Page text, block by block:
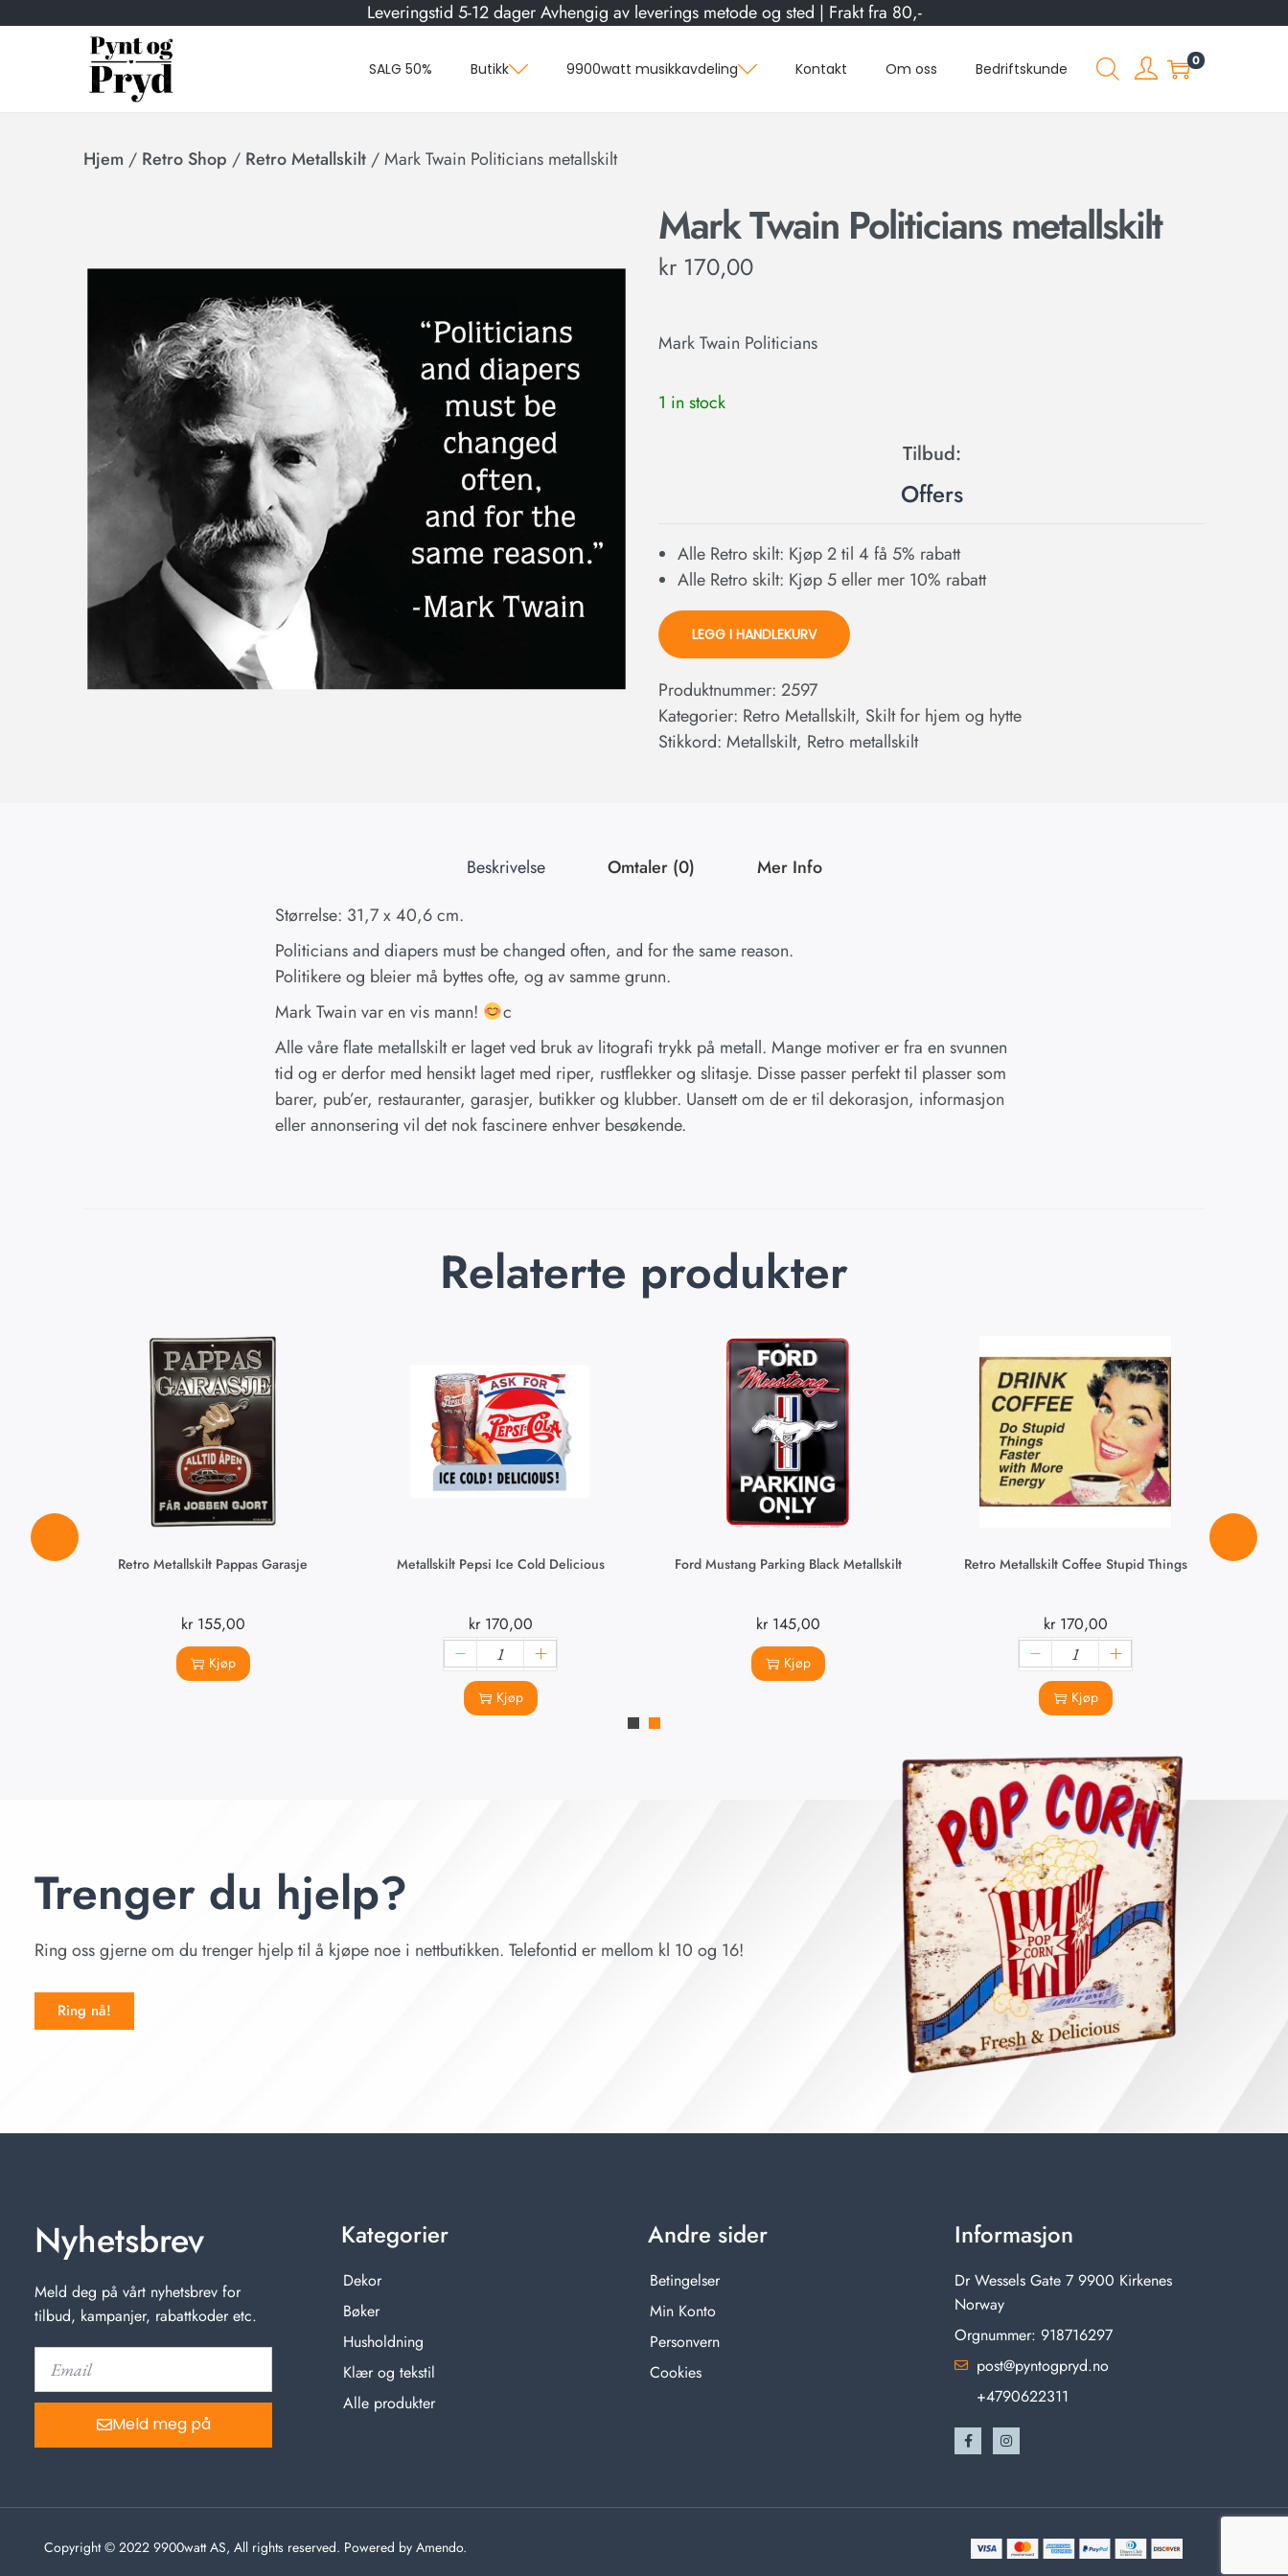
Leveringstid 5-12 dager Avhengig av leverings metode og sted | Frakt fra 80,-
SALG 50% Butikk 9900watt musikkavdeling Kontakt Om oss Bedriftskunde 0
Hjem / Retro Shop / Retro Metallskilt /Mark Twain Politicians metallskilt
Mark Twain Politicians metallskilt
kr 170,00
Mark Twain Politicians
1 in stock
Offers
Alle Retro skilt: Kjøp 2 til 4 få 5% rabatt
Alle Retro skilt: Kjøp 5 eller mer 10% rabatt
LEGG I HANDLEKURV
Produktnummer: 2597
Kategorier: Retro Metallskilt, Skilt for hjem og hytte
Stikkord: Metallskilt, Retro metallskilt
Beskrivelse Omtaler (0)
Mer Info
Størrelse: 31,7 x 40,6 cm.
Politicians and diapers must be changed often, and for the same reason.
Politikere og bleier må byttes ofte, og av samme grunn.
Mark Twain var en vis mann!
c
Alle våre flate metallskilt er laget ved bruk av litografi trykk på metall. Mange motiver er fra en svunnen
tid og er derfor med hensikt laget med riper, rustflekker og slitasje. Disse passer perfekt til plasser som
barer, pub’er, restauranter, garasjer, butikker og klubber. Uansett om de er til dekorasjon, informasjon
eller annonsering vil det nok fascinere enhver besøkende.
Relaterte produkter
Retro Metallskilt Pappas Garasje
kr155,00
Kjøp
Metallskilt Pepsi Ice Cold Delicious
kr170,00
Kjøp
Ford Mustang Parking Black Metallskilt
kr145,00
Kjøp
Retro Metallskilt Coffee Stupid Things
kr170,00
Kjøp
Trenger du hjelp?
Ring oss gjerne om du trenger hjelp til å kjøpe noe i nettbutikken. Telefontid er mellom kl 10 og 16!
Ring nå!
Nyhetsbrev
Meld deg på vårt nyhetsbrev for
tilbud, kampanjer, rabattkoder etc.
Meld meg på
Kategorier
Dekor
Bøker
Husholdning
Klær og tekstil
Alle produkter
Andre sider
Betingelser
Min Konto
Personvern
Cookies
Informasjon
Dr Wessels Gate 7 9900 Kirkenes
Norway
Orgnummer: 918716297
post@pyntogpryd.no
+4790622311
Copyright © 2022 9900watt AS, All rights reserved. Powered by Amendo.